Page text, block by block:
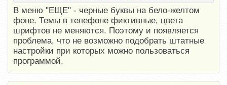
В меню "ЕЩЕ" - черные буквы на бело-желтом
фоне. Темы в телефоне фиктивные, цвета
шрифтов не меняются. Поэтому и появляется
проблема, что не возможно подобрать штатные
настройки при которых можно пользоваться
программой.